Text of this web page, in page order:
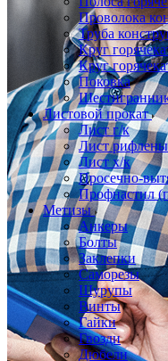
Проволока
Труба
Круг
Круг
Поковка
Листовой прокат
Лист г/к
Лист
Лист х/к
Просечно-
Профнастил
Метизы
Анкеры
Болты
Заклепки
Саморезы
Шурупы
Винты
Гайки
Гвозди
Дюбели